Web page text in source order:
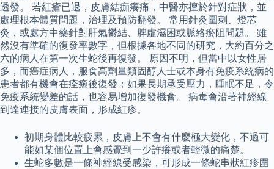
透發。 若紅瘡已退，皮膚結痂癢痛，中醫亦擅於針對症狀，並
處理根本體質問題，治理及預防翻發。 常用針灸圍刺、燈芯
灸，或處方中藥針對肝氣鬱結、脾虛濕困或脈絡瘀阻問題。 雖
然沒有準確的復發率數字，但根據各地不同的研究，大約百分之
六的病人在第一次生蛇後再復發。 原因不明，但當中以女性居
多，而癌症病人，服食高劑量類固醇人士或本身有免疫系統病的
患者都有機會在痊癒後復發；如果長期承受壓力，睡眠不足，令
免疫系統變差的話，也容易增加復發機會。 病毒會沿著神經線
到達連接的皮膚表面，形成紅疹。
初期身體比較疲累，皮膚上不會有什麼極大變化，不過可
能如某個位置上會感覺到一少許癢或者輕微的痛楚。
生蛇多數是一條神經線受感染，可形成一條蛇串狀紅疹圍